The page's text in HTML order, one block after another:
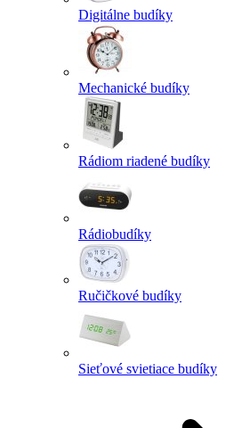
Digitálne budíky
Mechanické budíky
Rádiom riadené budíky
Rádiobudíky
Ručičkové budíky
Sieťové svietiace budíky